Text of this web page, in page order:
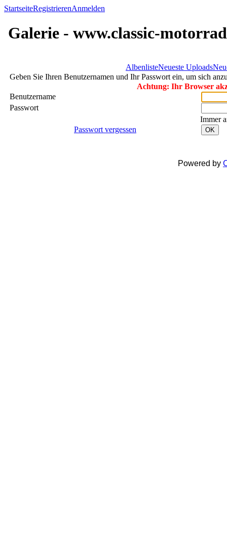
StartseiteRegistrierenAnmelden
Galerie - www.classic-
AlbenlisteNeueste Uploads
Geben Sie Ihren Benutzernamen und Ihr Passwort ein, um sich
Achtung: Ihr Browser
Benutzername
Passwort
Immer
Passwort vergessen
OK
Powered by